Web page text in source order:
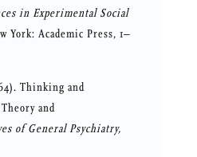
in Experimental Social
York: Academic Press, 1–
Thinking and
and
of General Psychiatry,